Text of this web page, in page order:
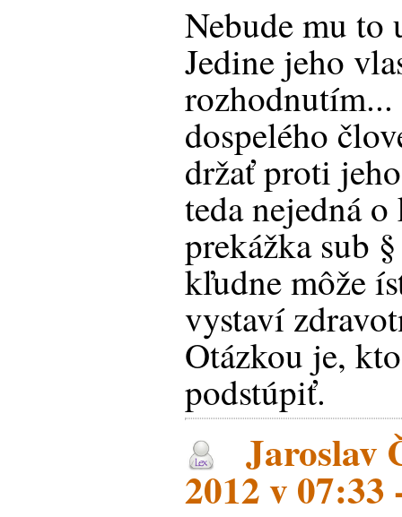
Nebude mu to
Jedine jeho
dospelého
držať proti
teda nejedná
prekážka sub
kľudne môže
vystaví
Otázkou je,
podstúpiť.
Jaroslav
2012 v 07:33